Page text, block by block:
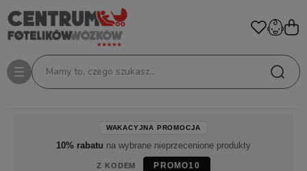
Mamy to, czego szukasz...
WAKACYJNA PROMOCJA
10% rabatu na wybrane nieprzecenione produkty
Z KODEM
PROMO10